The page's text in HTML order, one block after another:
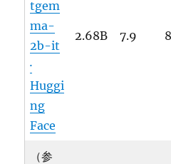
tgem
ma-
2b-it
·
Huggi
ng
Face
2.68B 7.9
（参